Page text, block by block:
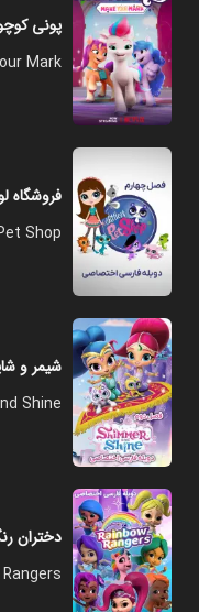
پونی
Mark
فروشگاه
Shop
شیمر و
Shine
دختران